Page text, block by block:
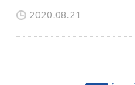
2020.08.21